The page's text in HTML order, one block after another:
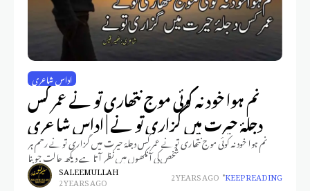
اداس شاعری
نم ہوا خود نہ کوئی موج نتھاری تو نے عمر کس
دجلۂ حیرت میں گزاری تو نے | اداس شاعری
نم ہوا خود نہ کوئی موج نتھاری تو نے عمر کس دجلۂ حیرت میں گزاری تو نے رحم ہر
شخص کی آنکھوں میں نظر آتا ہے دیکھ حالت جو بنا
SALEEM ULLAH
2 YEARS AGO 2 YEARS AGO KEEP READING